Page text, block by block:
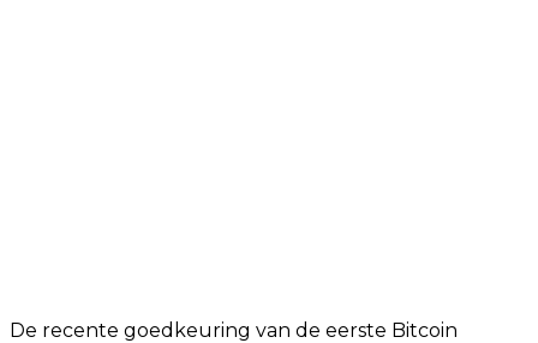
De recente goedkeuring van de eerste Bitcoin